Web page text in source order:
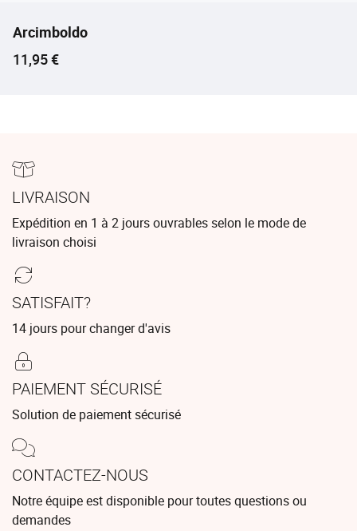
Arcimboldo
Prix ​​actuel
11,95 €
LIVRAISON
Expédition en 1 à 2 jours ouvrables selon le mode de
livraison choisi
SATISFAIT?
14 jours pour changer d'avis
PAIEMENT SÉCURISÉ
Solution de paiement sécurisé
CONTACTEZ-NOUS
Notre équipe est disponible pour toutes questions ou
demandes